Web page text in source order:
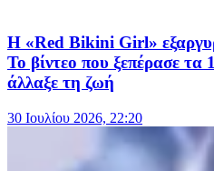
Η «Red Bikini Girl»
Το βίντεο που ξεπέρασε τα
άλλαξε τη ζωή
30 Ιουλίου 2026, 22:20